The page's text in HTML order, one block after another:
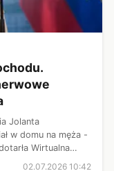
Jolanta
w domu na męża -
Wirtualna
02.07.2026 10:42